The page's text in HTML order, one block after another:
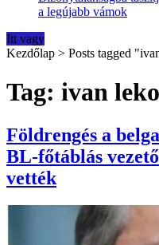
a legújabb vámok
Itt vagy
Kezdőlap > Posts tagged
Tag: ivan leko
Földrengés a
BL-főtáblás
vették